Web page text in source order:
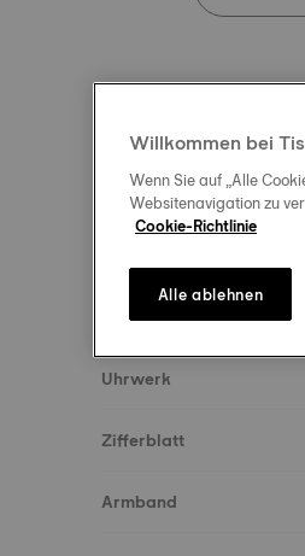
Beschreibung
Gehäuse & Glas
Uhrwerk
Zifferblatt
Armband
Willkommen bei
Wenn Sie auf „Alle
Websitenavigation zu
Cookie-Richtlinie
Alle ablehnen